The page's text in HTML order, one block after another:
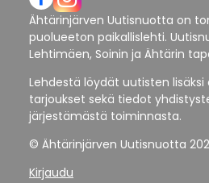
Ähtärinjärven Uutisnuotta on
puolueeton paikallislehti.
Lehtimäen, Soinin ja Ähtärin
Lehdestä löydät uutisten
tarjoukset sekä tiedot
järjestämästä toiminnasta.
© Ähtärinjärven Uutisnuotta
Kirjaudu